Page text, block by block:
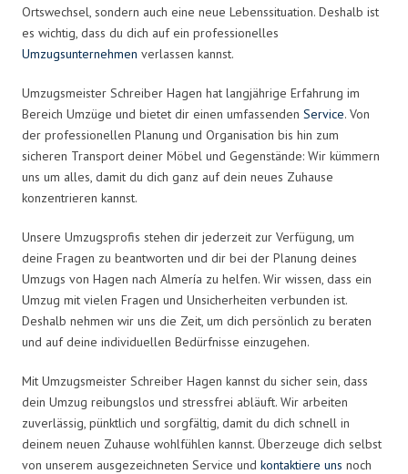
Ortswechsel, sondern auch eine neue Lebenssituation. Deshalb ist
es wichtig, dass du dich auf ein professionelles
Umzugsunternehmen verlassen kannst.
Umzugsmeister Schreiber Hagen hat langjährige Erfahrung im
Bereich Umzüge und bietet dir einen umfassenden Service. Von
der professionellen Planung und Organisation bis hin zum
sicheren Transport deiner Möbel und Gegenstände: Wir kümmern
uns um alles, damit du dich ganz auf dein neues Zuhause
konzentrieren kannst.
Unsere Umzugsprofis stehen dir jederzeit zur Verfügung, um
deine Fragen zu beantworten und dir bei der Planung deines
Umzugs von Hagen nach Almería zu helfen. Wir wissen, dass ein
Umzug mit vielen Fragen und Unsicherheiten verbunden ist.
Deshalb nehmen wir uns die Zeit, um dich persönlich zu beraten
und auf deine individuellen Bedürfnisse einzugehen.
Mit Umzugsmeister Schreiber Hagen kannst du sicher sein, dass
dein Umzug reibungslos und stressfrei abläuft. Wir arbeiten
zuverlässig, pünktlich und sorgfältig, damit du dich schnell in
deinem neuen Zuhause wohlfühlen kannst. Überzeuge dich selbst
von unserem ausgezeichneten Service und kontaktiere uns noch